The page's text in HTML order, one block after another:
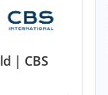
| CBS